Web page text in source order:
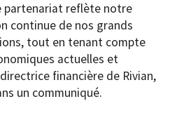
partenariat reflète notre
continue de nos grands
tout en tenant compte
actuelles et
financière de Rivian,
un communiqué.